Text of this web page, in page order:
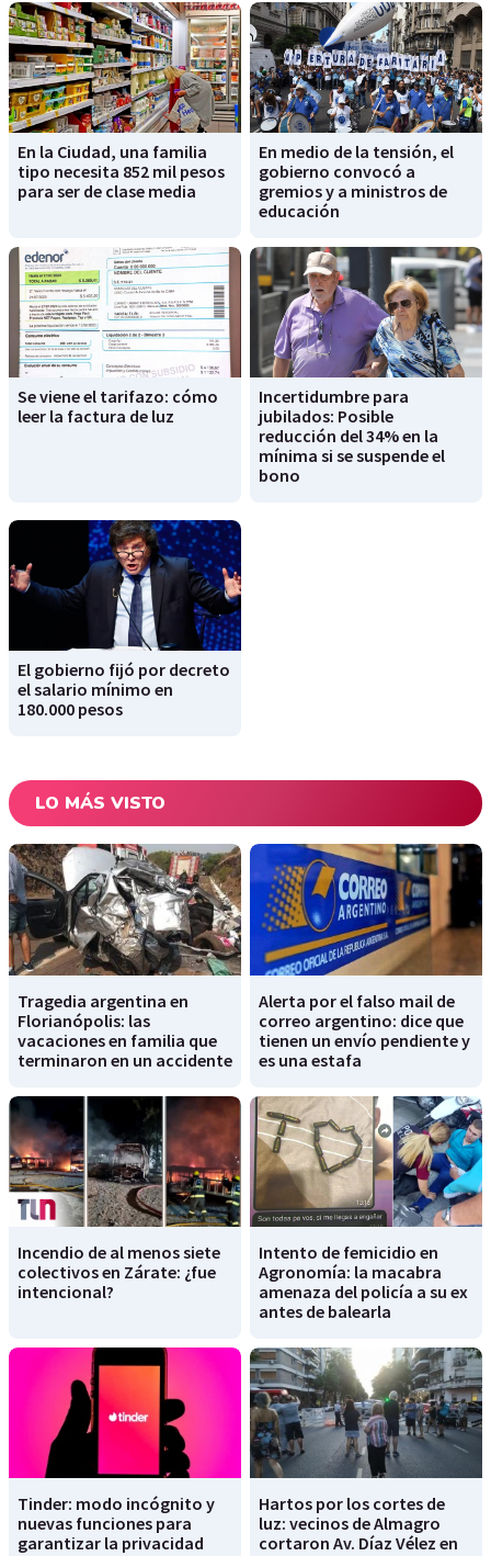
En la Ciudad, una familia
tipo necesita 852 mil pesos
para ser de clase media
En medio de la tensión, el
gobierno convocó a
gremios y a ministros de
educación
Se viene el tarifazo: cómo
leer la factura de luz
Incertidumbre para
jubilados: Posible
reducción del 34% en la
mínima si se suspende el
bono
El gobierno fijó por decreto
el salario mínimo en
180.000 pesos
LO MÁS VISTO
Tragedia argentina en
Florianópolis: las
vacaciones en familia que
terminaron en un accidente
Alerta por el falso mail de
correo argentino: dice que
tienen un envío pendiente y
es una estafa
Incendio de al menos siete
colectivos en Zárate: ¿fue
intencional?
Intento de femicidio en
Agronomía: la macabra
amenaza del policía a su ex
antes de balearla
Tinder: modo incógnito y
nuevas funciones para
garantizar la privacidad
Hartos por los cortes de
luz: vecinos de Almagro
cortaron Av. Díaz Vélez en